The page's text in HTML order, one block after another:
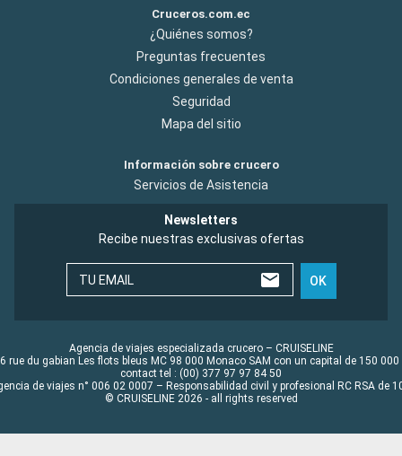
Cruceros.com.ec
¿Quiénes somos?
Preguntas frecuentes
Condiciones generales de venta
Seguridad
Mapa del sitio
Información sobre crucero
Servicios de Asistencia
Newsletters
Recibe nuestras exclusivas ofertas
TU EMAIL OK
Agencia de viajes especializada crucero – CRUISELINE
rue du gabian Les flots bleus MC 98 000 Monaco SAM con un capital de 150 000
contact tel : (00) 377 97 97 84 50
de viajes n° 006 02 0007 – Responsabilidad civil y profesional RC RSA de
© CRUISELINE 2026 - all rights reserved